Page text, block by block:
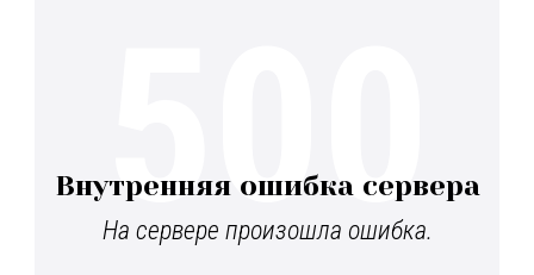
Внутренняя ошибка сервера
На сервере произошла ошибка.
500